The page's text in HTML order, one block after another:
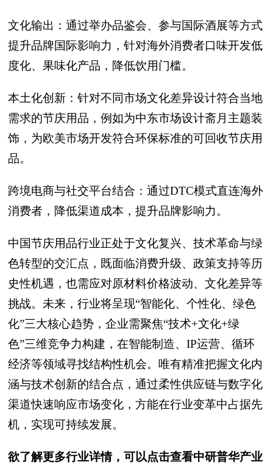
文化输出：通过举办品鉴会、参与国际酒展等方式
提升品牌国际影响力，针对海外消费者口味开发低
度化、果味化产品，降低饮用门槛。
本土化创新：针对不同市场文化差异设计符合当地
需求的节庆用品，例如为中东市场设计斋月主题装
饰，为欧美市场开发符合环保标准的可回收节庆用
品。
跨境电商与社交平台结合：通过DTC模式直连海外
消费者，降低渠道成本，提升品牌影响力。
中国节庆用品行业正处于文化复兴、技术革命与绿
色转型的交汇点，既面临消费升级、政策支持等历
史性机遇，也需应对原材料价格波动、文化差异等
挑战。未来，行业将呈现“智能化、个性化、绿色
化”三大核心趋势，企业需聚焦“技术+文化+绿
色”三维竞争力构建，在智能制造、IP运营、循环
经济等领域寻找结构性机会。唯有精准把握文化内
涵与技术创新的结合点，通过柔性供应链与数字化
渠道快速响应市场变化，方能在行业变革中占据先
机，实现可持续发展。
欲了解更多行业详情，可以点击查看中研普华产业